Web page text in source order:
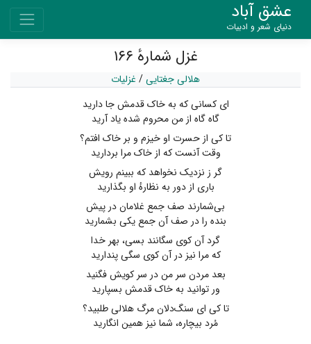
عشق آباد
دنیای شعر و ادبیات
غزل شمارهٔ ۱۶۶
هلالی جغتایی/ غزلیات
ای کسانی که به خاک قدمش جا دارید
گاه گاه از من محروم شده یاد آرید
تا کی از حسرت او خیزم و بر خاک افتم؟
وقت آنست که از خاک مرا بردارید
گر ز نزدیک نخواهد که ببینم رویش
باری از دور به نظارهٔ او بگذارید
بی‌شمارند صف جمع غلامان در پیش
بنده را در صف آن جمع یکی بشمارید
گرد آن کوی سگانند بسی، بهر خدا
که مرا نیز در آن کوی سگی پندارید
بعد مردن سر من در سر کویش فگنید
ور توانید به خاک قدمش بسپارید
تا کی ای سنگ‌دلان مرگ هلالی طلبید؟
مُرد بیچاره، شما نیز همین انگارید